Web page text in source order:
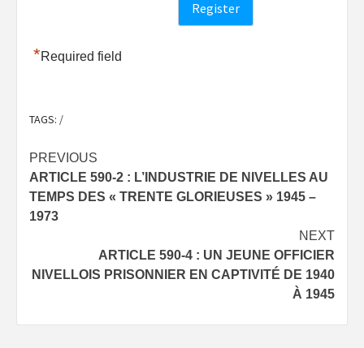
*Required field
TAGS: /
Post
navigation
PREVIOUS
ARTICLE 590-2 : L’INDUSTRIE DE NIVELLES AU
TEMPS DES « TRENTE GLORIEUSES » 1945 –
1973
NEXT
ARTICLE 590-4 : UN JEUNE OFFICIER
NIVELLOIS PRISONNIER EN CAPTIVITÉ DE 1940
À 1945